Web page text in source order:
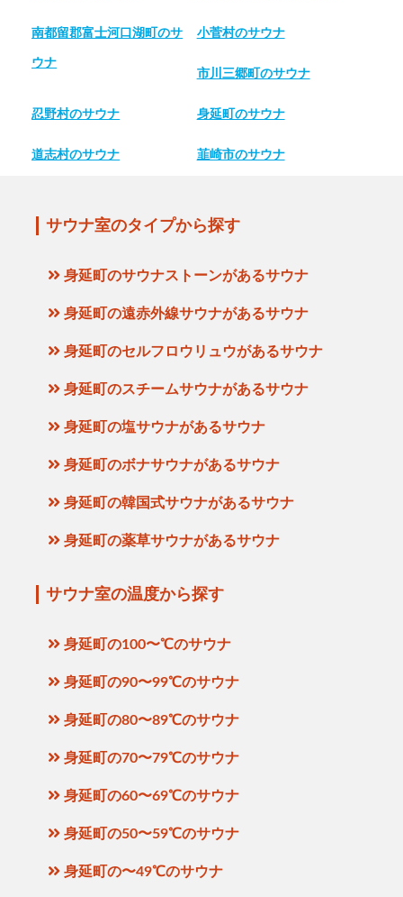
南都留郡富士河口湖町のサ
ウナ
小菅村のサウナ
市川三郷町のサウナ
忍野村のサウナ 身延町のサウナ
道志村のサウナ 韮崎市のサウナ
サウナ室のタイプから探す
身延町のサウナストーンがあるサウナ
身延町の遠赤外線サウナがあるサウナ
身延町のセルフロウリュウがあるサウナ
身延町のスチームサウナがあるサウナ
身延町の塩サウナがあるサウナ
身延町のボナサウナがあるサウナ
身延町の韓国式サウナがあるサウナ
身延町の薬草サウナがあるサウナ
サウナ室の温度から探す
身延町の100〜℃のサウナ
身延町の90〜99℃のサウナ
身延町の80〜89℃のサウナ
身延町の70〜79℃のサウナ
身延町の60〜69℃のサウナ
身延町の50〜59℃のサウナ
身延町の〜49℃のサウナ